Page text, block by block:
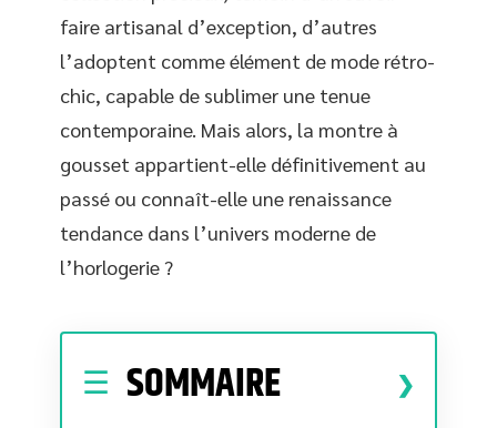
faire artisanal d’exception, d’autres
l’adoptent comme élément de mode rétro-
chic, capable de sublimer une tenue
contemporaine. Mais alors, la montre à
gousset appartient-elle définitivement au
passé ou connaît-elle une renaissance
tendance dans l’univers moderne de
l’horlogerie ?
SOMMAIRE